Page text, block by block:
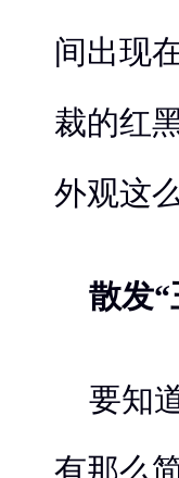
间出现
裁的红
外观这
散发
要知
有那么